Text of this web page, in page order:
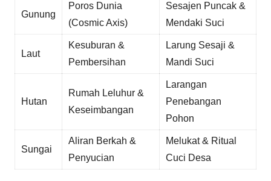
Gunung
Poros Dunia
(Cosmic Axis)
Sesajen Puncak &
Mendaki Suci
Laut
Kesuburan &
Pembersihan
Larung Sesaji &
Mandi Suci
Hutan
Rumah Leluhur &
Keseimbangan
Larangan
Penebangan
Pohon
Sungai
Aliran Berkah &
Penyucian
Melukat & Ritual
Cuci Desa